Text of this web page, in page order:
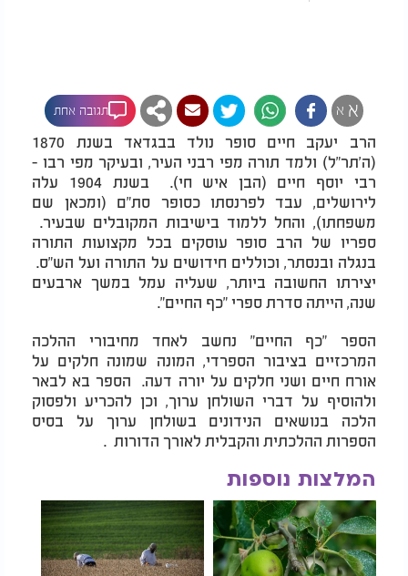
א א תגובה אחת
הרב יעקב חיים סופר נולד בבגדאד בשנת 1870
(ה'תר"ל) ולמד תורה מפי רבני העיר, ובעיקר מפי רבו -
רבי יוסף חיים (הבן איש חי). בשנת 1904 עלה
לירושלים, עבד לפרנסתו כסופר סת"ם (ומכאן שם
משפחתו), והחל ללמוד בישיבות המקובלים שבעיר.
ספריו של הרב סופר עוסקים בכל מקצועות התורה
בנגלה ובנסתר, וכוללים חידושים על התורה ועל הש"ס.
יצירתו החשובה ביותר, שעליה עמל במשך ארבעים
שנה, הייתה סדרת ספרי "כף החיים".
הספר "כף החיים" נחשב לאחד מחיבורי ההלכה
המרכזיים בציבור הספרדי, המונה שמונה חלקים על
אורח חיים ושני חלקים על יורה דעה. הספר בא לבאר
ולהוסיף על דברי השולחן ערוך, וכן להכריע ולפסוק
הלכה בנושאים הנידונים בשולחן ערוך על בסיס
הספרות ההלכתית והקבלית לאורך הדורות .
המלצות נוספות